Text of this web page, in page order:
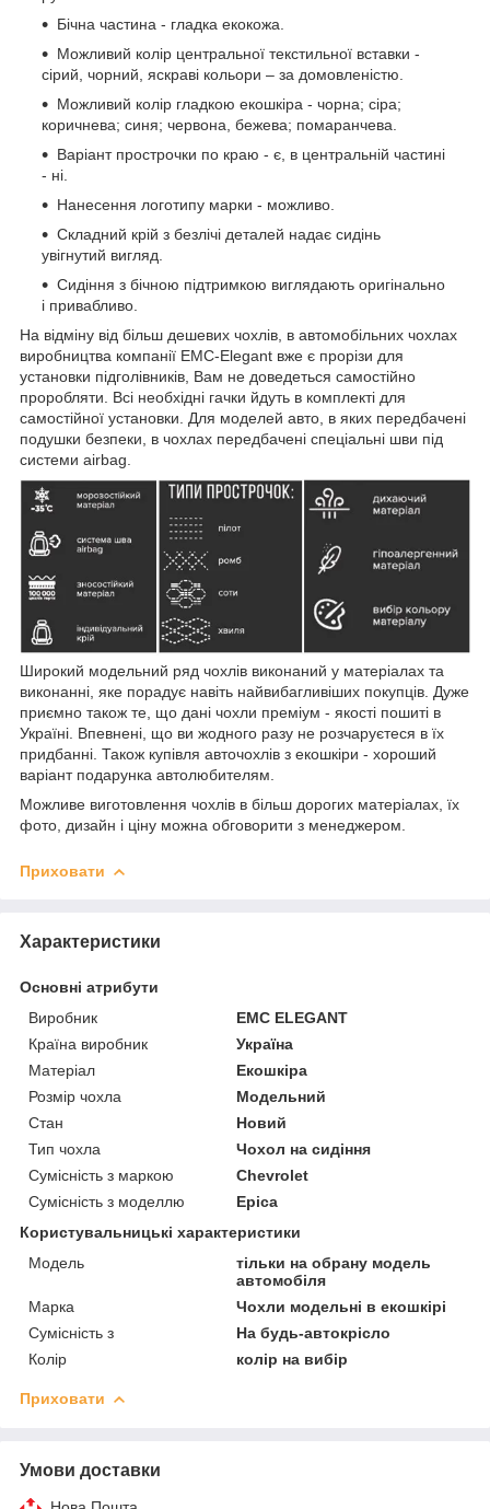
Бічна частина - гладка екокожа.
Можливий колір центральної текстильної вставки -
сірий, чорний, яскраві кольори – за домовленістю.
Можливий колір гладкою екошкіра - чорна; сіра;
коричнева; синя; червона, бежева; помаранчева.
Варіант прострочки по краю - є, в центральній частині
- ні.
Нанесення логотипу марки - можливо.
Складний крій з безлічі деталей надає сидінь
увігнутий вигляд.
Сидіння з бічною підтримкою виглядають оригінально
і привабливо.
На відміну від більш дешевих чохлів, в автомобільних чохлах
виробництва компанії EMC-Elegant вже є прорізи для
установки підголівників, Вам не доведеться самостійно
проробляти. Всі необхідні гачки йдуть в комплекті для
самостійної установки. Для моделей авто, в яких передбачені
подушки безпеки, в чохлах передбачені спеціальні шви під
системи airbag.
Широкий модельний ряд чохлів виконаний у матеріалах та
виконанні, яке порадує навіть найвибагливіших покупців. Дуже
приємно також те, що дані чохли преміум - якості пошиті в
Україні. Впевнені, що ви жодного разу не розчаруєтеся в їх
придбанні. Також купівля авточохлів з екошкіри - хороший
варіант подарунка автолюбителям.
Можливе виготовлення чохлів в більш дорогих матеріалах, їх
фото, дизайн і ціну можна обговорити з менеджером.
Приховати
Характеристики
Основні атрибути
Виробник
EMC ELEGANT
Країна виробник
Україна
Матеріал
Екошкіра
Розмір чохла
Модельний
Стан
Новий
Тип чохла
Чохол на сидіння
Сумісність з маркою
Chevrolet
Сумісність з моделлю
Epica
Користувальницькі характеристики
Мoдель
тільки на обрану модель
автомобіля
Марка
Чохли модельні в екошкірі
Сумісність з
На будь-автокрісло
Колір
колір на вибір
Приховати
Умови доставки